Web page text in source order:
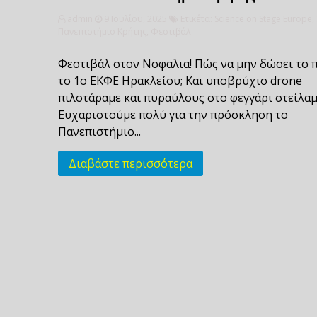
Φεστιβάλ στον Νοφαλια! Πώς να μην δώσει το
το 1ο ΕΚΦΕ Ηρακλείου; Και υποβρύχιο drone
πιλοτάραμε και πυραύλους στο φεγγάρι
Ευχαριστούμε πολύ για την πρόσκληση το
Πανεπιστήμιο...
Διαβάστε περισσότερα